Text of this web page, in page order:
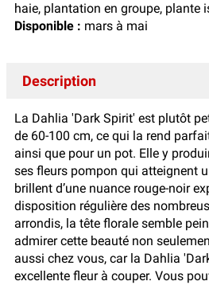
haie, plantation en groupe, plante
Disponible : mars à mai
Description
La Dahlia 'Dark Spirit' est plutôt
de 60-100 cm, ce qui la rend
ainsi que pour un pot. Elle y
ses fleurs pompon qui atteignent
brillent d’une nuance rouge-noir
disposition régulière des
arrondis, la tête florale semble
admirer cette beauté non
aussi chez vous, car la Dahlia
excellente fleur à couper. Vous